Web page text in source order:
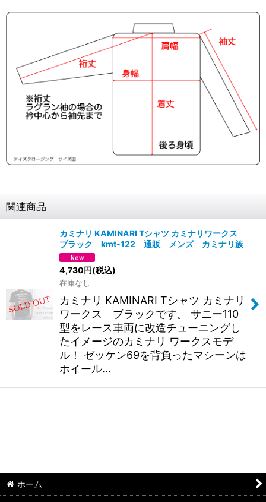
関連商品
カミナリ KAMINARI Tシャツ カミナリワークス
ブラック kmt-122 通販 メンズ カミナリ族
4,730円(税込)
在庫なし
カミナリ KAMINARI Tシャツ カミナリ
ワークス ブラックです。 サニー110
型をレース車両に改造チューニングし
たイメージのカミナリ ワークスモデ
ル！ ゼッケン69を背負ったマシーンは
ホイール…
ホーム